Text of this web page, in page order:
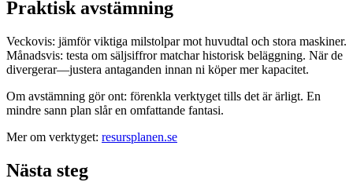
Praktisk avstämning
Veckovis: jämför viktiga milstolpar mot huvudtal och stora maskiner.
Månadsvis: testa om säljsiffror matchar historisk beläggning. När de
divergerar—justera antaganden innan ni köper mer kapacitet.
Om avstämning gör ont: förenkla verktyget tills det är ärligt. En
mindre sann plan slår en omfattande fantasi.
Mer om verktyget: resursplanen.se
Nästa steg